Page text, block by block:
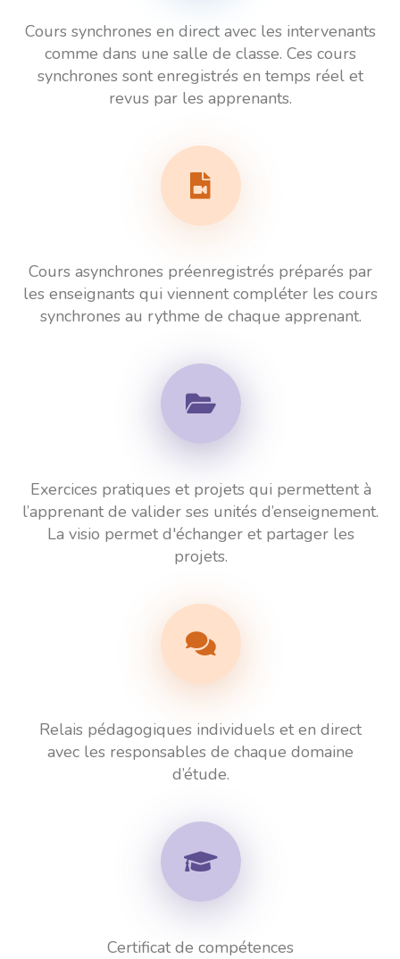
Cours synchrones en direct avec les intervenants
comme dans une salle de classe. Ces cours
synchrones sont enregistrés en temps réel et
revus par les apprenants.
Cours asynchrones préenregistrés préparés par
les enseignants qui viennent compléter les cours
synchrones au rythme de chaque apprenant.
Exercices pratiques et projets qui permettent à
l’apprenant de valider ses unités d’enseignement.
La visio permet d'échanger et partager les
projets.
Relais pédagogiques individuels et en direct
avec les responsables de chaque domaine
d’étude.
Certificat de compétences